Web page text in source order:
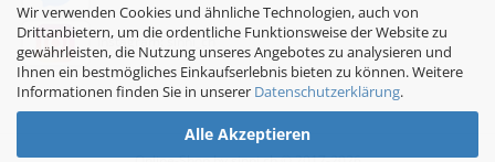
Wir verwenden Cookies und ähnliche Technologien, auch von
Drittanbietern, um die ordentliche Funktionsweise der Website zu
gewährleisten, die Nutzung unseres Angebotes zu analysieren und
Ihnen ein bestmögliches Einkaufserlebnis bieten zu können. Weitere
Informationen finden Sie in unserer Datenschutzerklärung.
Alle Akzeptieren
Instagram: sinni_ch